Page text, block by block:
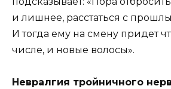
и лишнее, расстаться с
И тогда ему на смену придет
числе, и новые волосы».
Невралгия тройничного